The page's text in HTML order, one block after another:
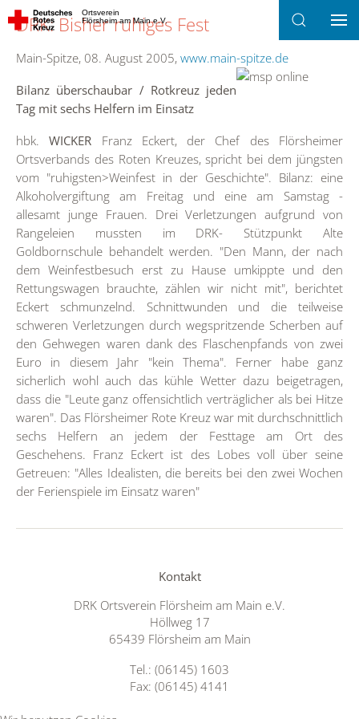
Ortsverein
Flörsheim am Main e.V.
DRK: Bisher ruhiges Fest
Main-Spitze, 08. August 2005, www.main-spitze.de
Bilanz überschaubar / Rotkreuz jeden
Tag mit sechs Helfern im Einsatz
hbk.WICKER Franz Eckert, der Chef des Flörsheimer
Ortsverbands des Roten Kreuzes, spricht bei dem jüngsten
vom "ruhigsten>Weinfest in der Geschichte". Bilanz: eine
Alkoholvergiftung am Freitag und eine am Samstag -
allesamt junge Frauen. Drei Verletzungen aufgrund von
Rangeleien mussten im DRK- Stützpunkt Alte
Goldbornschule behandelt werden. "Den Mann, der nach
dem Weinfestbesuch erst zu Hause umkippte und den
Rettungswagen brauchte, zählen wir nicht mit", berichtet
Eckert schmunzelnd. Schnittwunden und die teilweise
schweren Verletzungen durch wegspritzende Scherben auf
den Gehwegen waren dank des Flaschenpfands von zwei
Euro in diesem Jahr "kein Thema". Ferner habe ganz
sicherlich wohl auch das kühle Wetter dazu beigetragen,
dass die "Leute ganz offensichtlich verträglicher als bei Hitze
waren". Das Flörsheimer Rote Kreuz war mit durchschnittlich
sechs Helfern an jedem der Festtage am Ort des
Geschehens. Franz Eckert ist des Lobes voll über seine
Getreuen: "Alles Idealisten, die bereits bei den zwei Wochen
der Ferienspiele im Einsatz waren"
Kontakt
DRK Ortsverein Flörsheim am Main e.V.
Höllweg 17
65439 Flörsheim am Main
Tel.: (06145) 1603
Fax: (06145) 4141